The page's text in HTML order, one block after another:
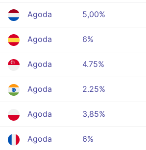
Agoda 5,00%
Agoda 6%
Agoda 4.75%
Agoda 2.25%
Agoda 3,85%
Agoda 6%